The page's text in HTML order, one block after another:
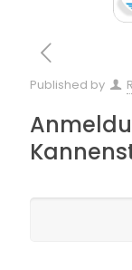
Published by